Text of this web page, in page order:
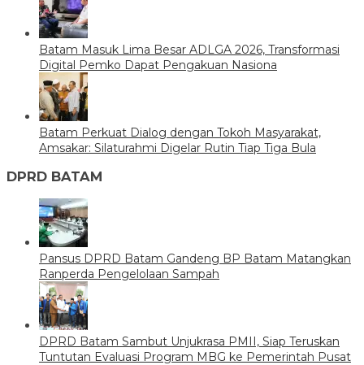
Batam Masuk Lima Besar ADLGA 2026, Transformasi
Digital Pemko Dapat Pengakuan Nasiona
Batam Perkuat Dialog dengan Tokoh Masyarakat,
Amsakar: Silaturahmi Digelar Rutin Tiap Tiga Bula
DPRD BATAM
Pansus DPRD Batam Gandeng BP Batam Matangkan
Ranperda Pengelolaan Sampah
DPRD Batam Sambut Unjukrasa PMII, Siap Teruskan
Tuntutan Evaluasi Program MBG ke Pemerintah Pusat